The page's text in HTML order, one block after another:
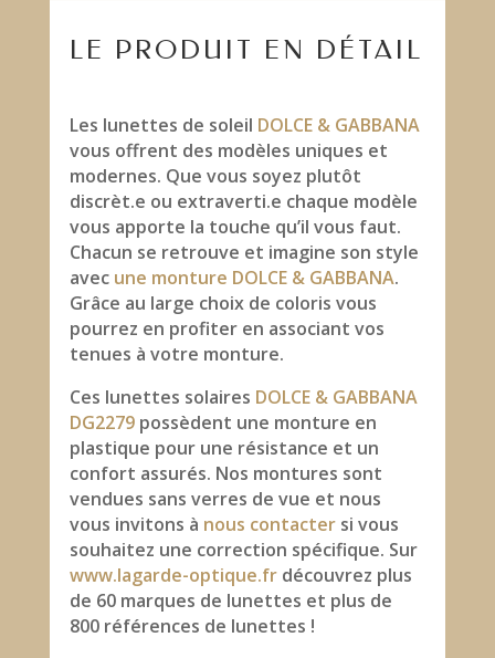
GABBANA
LE PRODUIT EN DÉTAIL
Les lunettes de soleil DOLCE & GABBANA
vous offrent des modèles uniques et
modernes. Que vous soyez plutôt
discrèt.e ou extraverti.e chaque modèle
vous apporte la touche qu’il vous faut.
Chacun se retrouve et imagine son style
avec une monture DOLCE & GABBANA.
Grâce au large choix de coloris vous
pourrez en profiter en associant vos
tenues à votre monture.
Ces lunettes solaires DOLCE & GABBANA
DG2279 possèdent une monture en
plastique pour une résistance et un
confort assurés. Nos montures sont
vendues sans verres de vue et nous
vous invitons à nous contactersi vous
souhaitez une correction spécifique. Sur
www.lagarde-optique.frdécouvrez plus
de 60 marques de lunettes et plus de
800 références de lunettes !